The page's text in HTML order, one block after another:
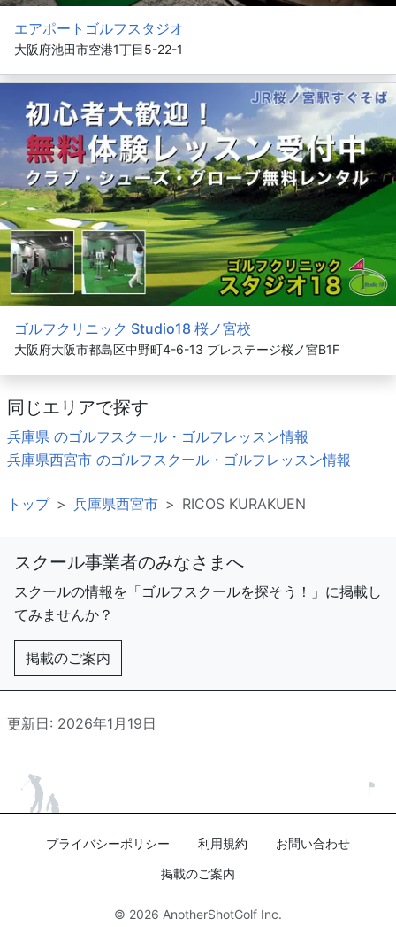
エアポートゴルフスタジオ
大阪府池田市空港1丁目5-22-1
ゴルフクリニック Studio18 桜ノ宮校
大阪府大阪市都島区中野町4-6-13 プレステージ桜ノ宮B1F
同じエリアで探す
兵庫県 のゴルフスクール・ゴルフレッスン情報
兵庫県西宮市 のゴルフスクール・ゴルフレッスン情報
トップ 兵庫県西宮市 RICOS KURAKUEN
スクール事業者のみなさまへ
スクールの情報を「ゴルフスクールを探そう！」に掲載し
てみませんか？
掲載のご案内
更新日: 2026年1月19日
プライバシーポリシー 利用規約
お問い合わせ
掲載のご案内
© 2026 AnotherShotGolf Inc.